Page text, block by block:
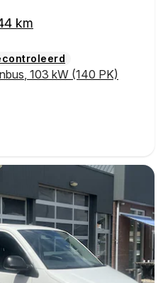
km
, 103 kW (140 PK)